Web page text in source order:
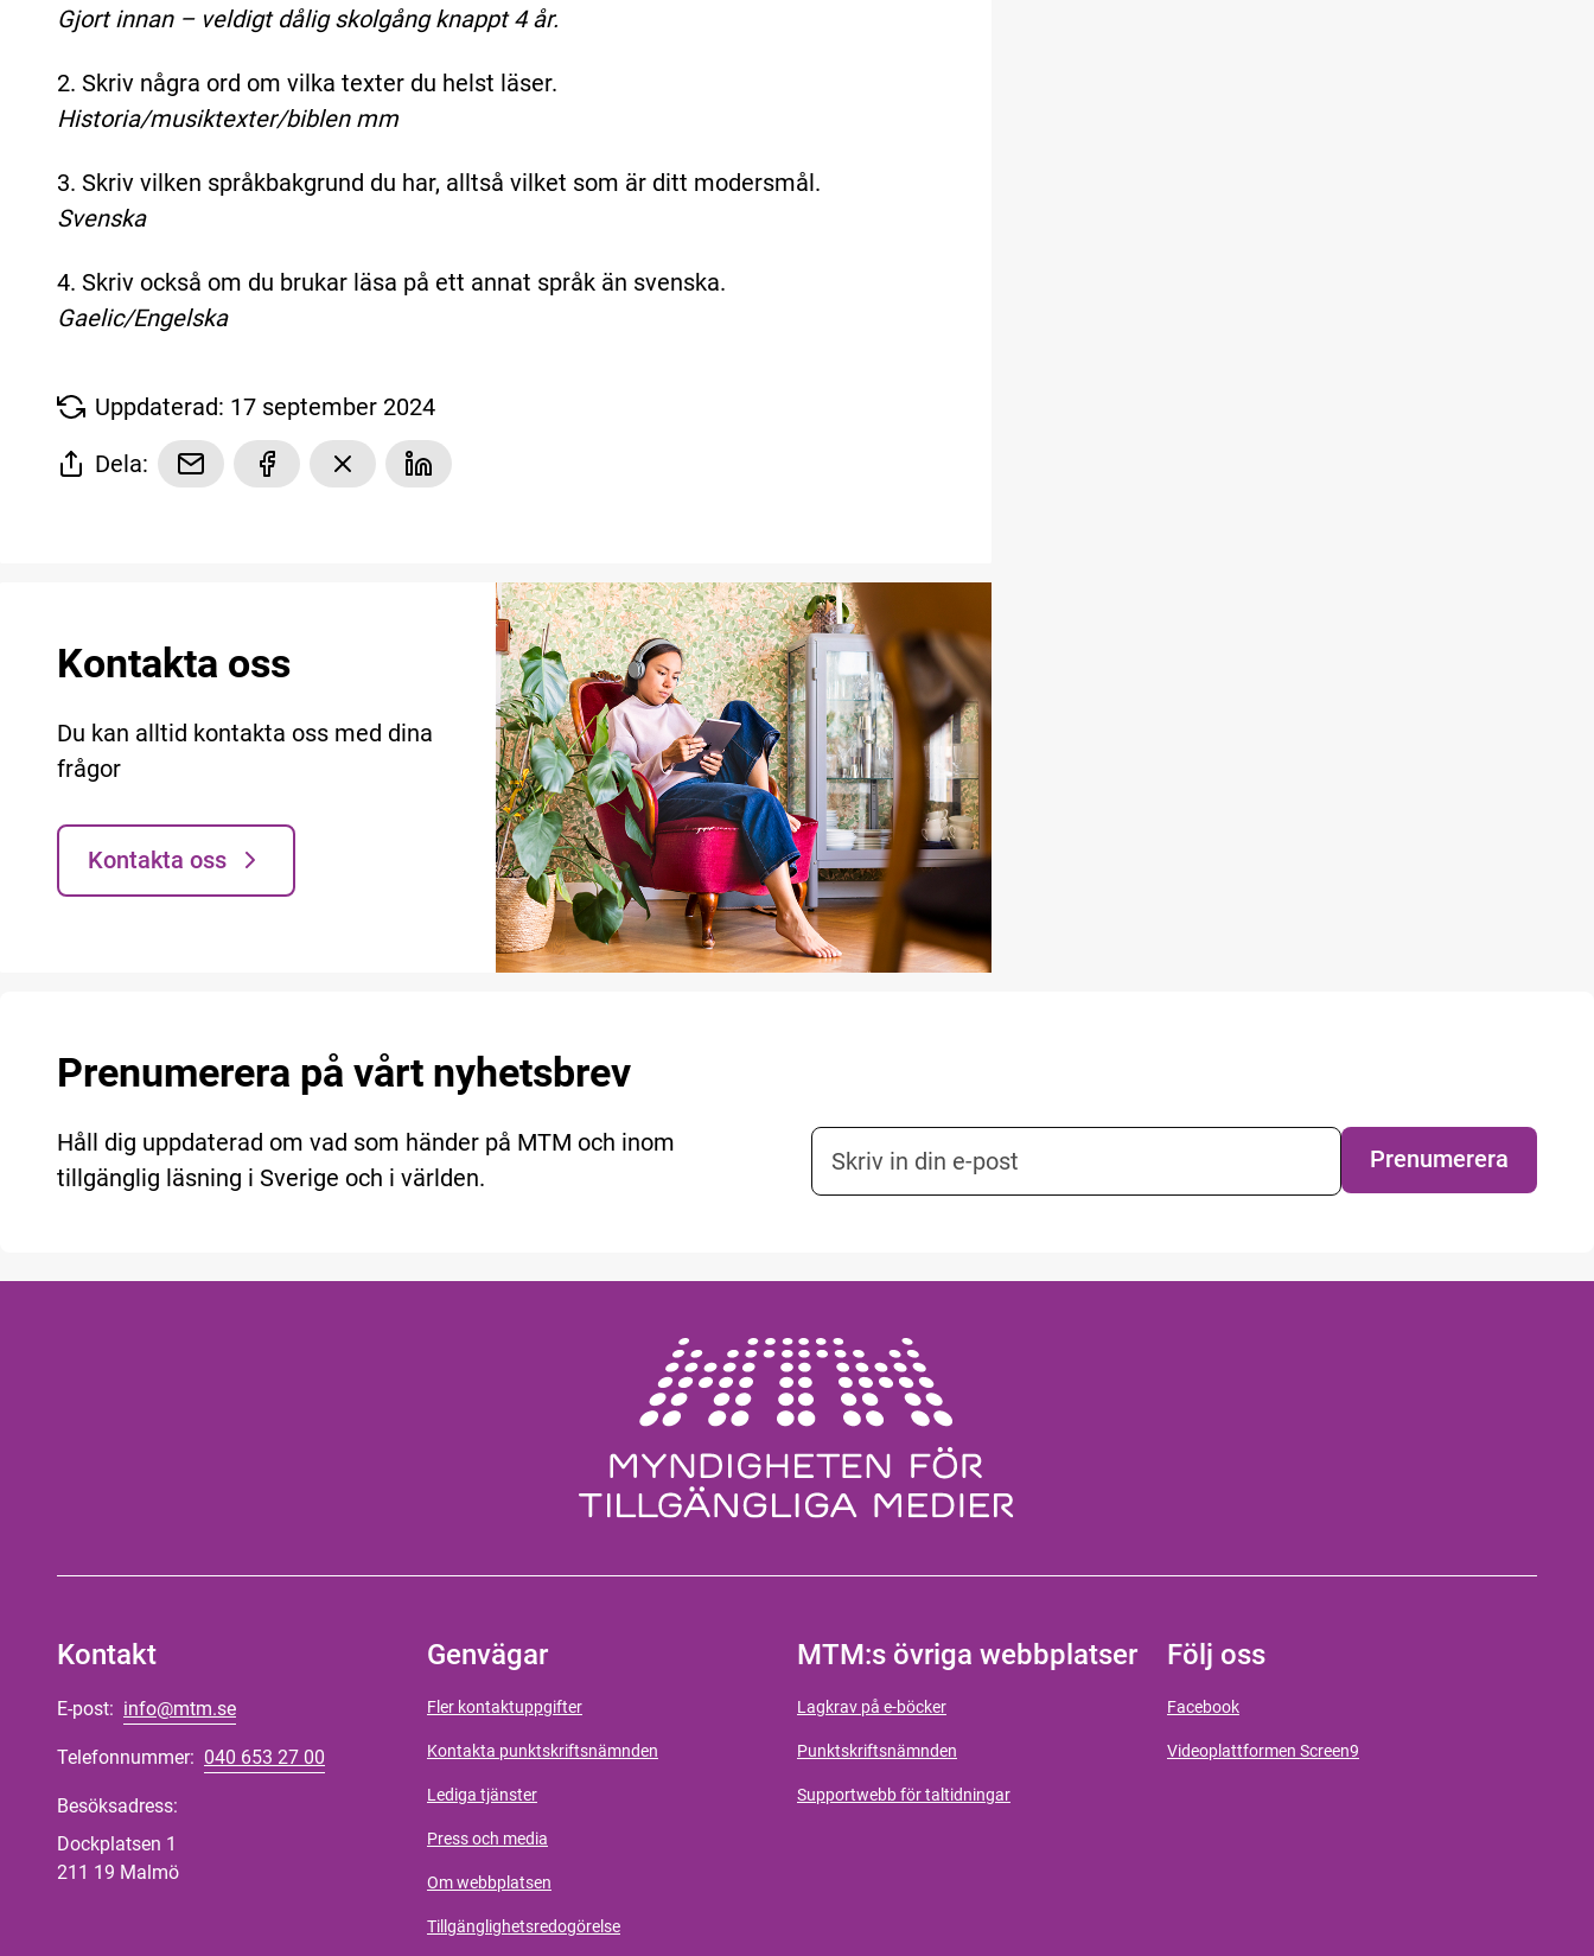
Gjort innan – veldigt dålig skolgång knappt 4 år.
2. Skriv några ord om vilka texter du helst läser.
Historia/musiktexter/biblen mm
3. Skriv vilken språkbakgrund du har, alltså vilket som är ditt modersmål.
Svenska
4. Skriv också om du brukar läsa på ett annat språk än svenska.
Gaelic/Engelska
Uppdaterad: 17 september 2024
Dela:
Kontakta oss
Du kan alltid kontakta oss med dina
frågor
Kontakta oss
Prenumerera på vårt nyhetsbrev
Håll dig uppdaterad om vad som händer på MTM och inom
tillgänglig läsning i Sverige och i världen.
E-postadress nyhetsbrevsprenumeration
Prenumerera
Kontakt
E-post: info@mtm.se
Telefonnummer: 040 653 27 00
Besöksadress:
Dockplatsen 1
211 19 Malmö
Genvägar
Fler kontaktuppgifter
Kontakta punktskriftsnämnden
Lediga tjänster
Press och media
Om webbplatsen
Tillgänglighetsredogörelse
MTM:s övriga webbplatser
Lagkrav på e-böcker
Punktskriftsnämnden
Supportwebb för taltidningar
Följ oss
Facebook
Videoplattformen Screen9